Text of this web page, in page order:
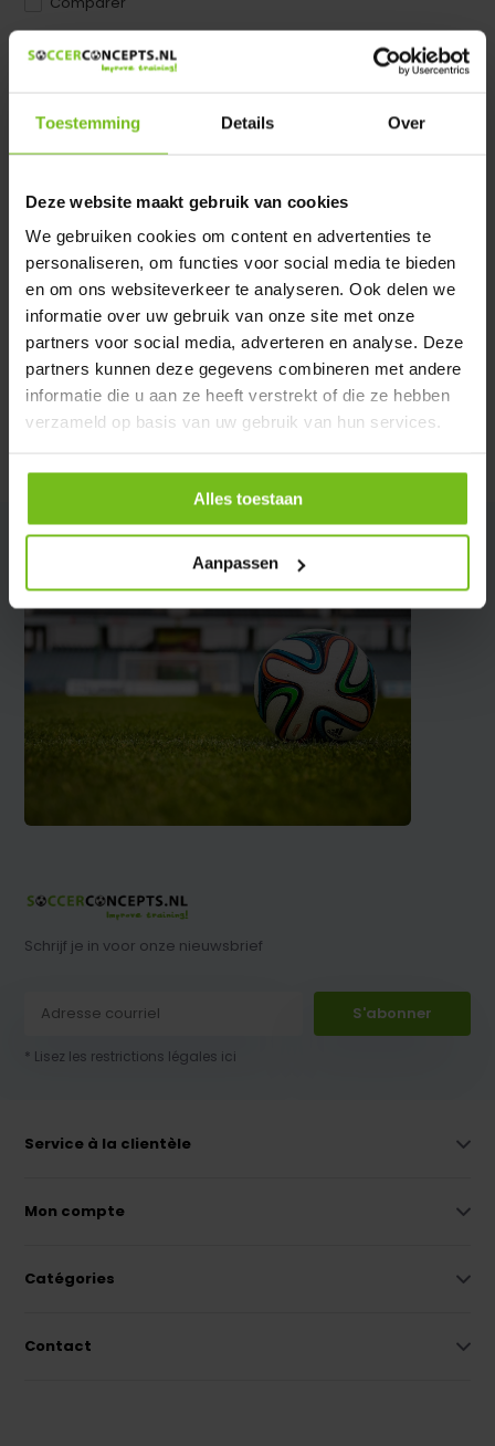
Toestemming Details Over
Deze website maakt gebruik van cookies
We gebruiken cookies om content en advertenties te
personaliseren, om functies voor social media te bieden
en om ons websiteverkeer te analyseren. Ook delen we
informatie over uw gebruik van onze site met onze
partners voor social media, adverteren en analyse. Deze
partners kunnen deze gegevens combineren met andere
informatie die u aan ze heeft verstrekt of die ze hebben
verzameld op basis van uw gebruik van hun services.
Alles toestaan
Aanpassen
Dir product is beschikbaar in de volgende varianten:
Heeft u een vraag over dit product ?
Description du produit
Spécifications
Évaluations
Schrijf je in voor onze nieuwsbrief
S'abonner
* Lisez les restrictions légales ici
Service à la clientèle
Mon compte
Catégories
Contact